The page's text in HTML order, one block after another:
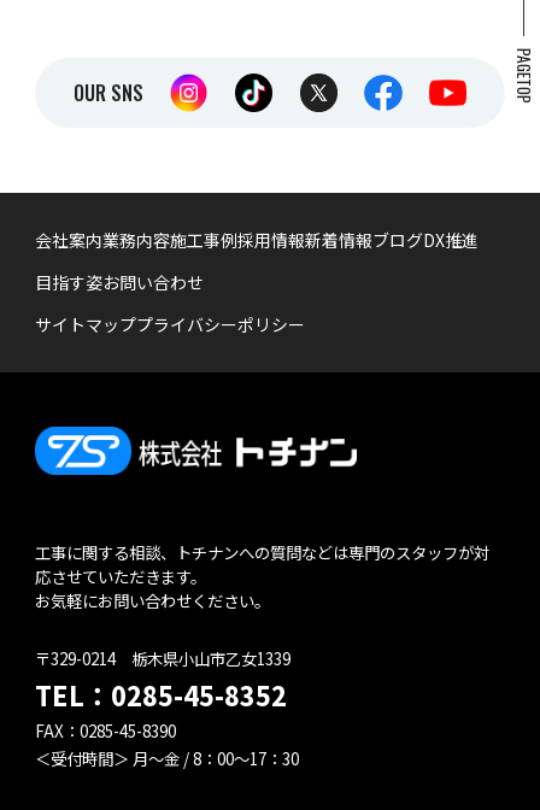
PAGETOP
OUR SNS
会社案内業務内容施工事例採用情報新着情報ブログDX推進
目指す姿お問い合わせ
サイトマッププライバシーポリシー
工事に関する相談、トチナンへの質問などは専門のスタッフが対
応させていただきます。
お気軽にお問い合わせください。
〒329-0214 栃木県小山市乙女1339
TEL： 0285-45-8352
FAX：0285-45-8390
＜受付時間＞ 月～金 / 8：00～17：30